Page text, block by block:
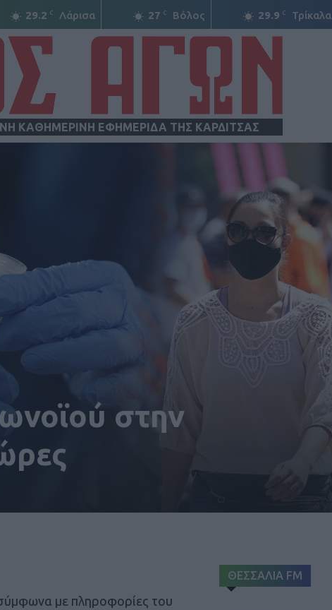
29.2 C Λάρισα 27 C Βόλος 29.9 C Τρίκαλα
ΚΑΘΗΜΕΡΙΝΗ ΕΦΗΜΕΡΙΔΑ ΤΗΣ ΚΑΡΔΙΤΣΑΣ
στην
με πληροφορίες του
ΘΕΣΣΑΛΙΑ FM